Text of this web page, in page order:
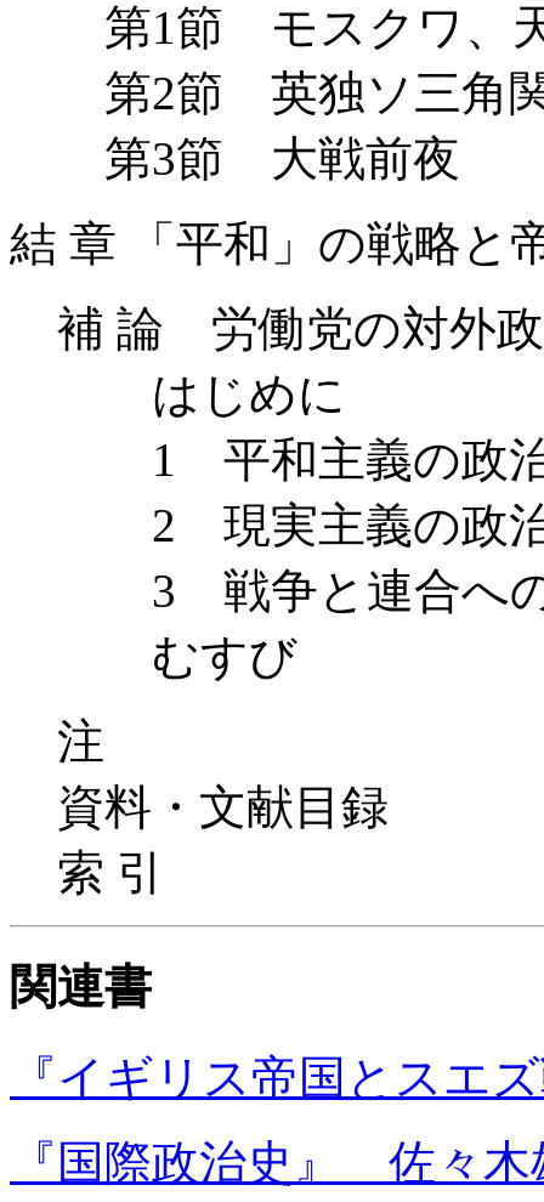
第1節 モスクワ、天
第2節 英独ソ三角関
第3節 大戦前夜
結 章 「平和」の戦略と
補 論 労働党の対外政
はじめに
1 平和主義の政治
2 現実主義の政治
3 戦争と連合への
むすび
注
資料・文献目録
索 引
関連書
『イギリス帝国とスエ
『国際政治史』 佐々木